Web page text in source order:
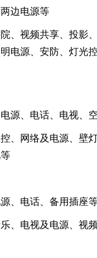
边电源等
、视频共享、投影
电源、安防、灯光
源、电话、电视、
、网络及电源、壁
、电话、备用插座
、电视及电源、视